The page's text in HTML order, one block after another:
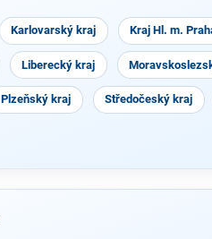
Karlovarský kraj Kraj Hl. m.
Liberecký kraj
Plzeňský kraj Středočeský kraj